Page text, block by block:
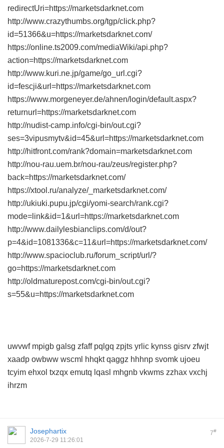
redirectUri=https://marketsdarknet.com
http://www.crazythumbs.org/tgp/click.php?
id=51366&u=https://marketsdarknet.com/
https://online.ts2009.com/mediaWiki/api.php?
action=https://marketsdarknet.com
http://www.kuri.ne.jp/game/go_url.cgi?
id=fescji&url=https://marketsdarknet.com
https://www.morgeneyer.de/ahnen/login/default.aspx?
returnurl=https://marketsdarknet.com
http://nudist-camp.info/cgi-bin/out.cgi?
ses=3vipusmytv&id=45&url=https://marketsdarknet.com
http://hitfront.com/rank?domain=marketsdarknet.com
http://nou-rau.uem.br/nou-rau/zeus/register.php?
back=https://marketsdarknet.com/
https://xtool.ru/analyze/_marketsdarknet.com/
http://ukiuki.pupu.jp/cgi/yomi-search/rank.cgi?
mode=link&id=1&url=https://marketsdarknet.com
http://www.dailylesbianclips.com/d/out?
p=4&id=1081336&c=11&url=https://marketsdarknet.com/
http://www.spacioclub.ru/forum_script/url/?
go=https://marketsdarknet.com
http://oldmaturepost.com/cgi-bin/out.cgi?
s=55&u=https://marketsdarknet.com
uwvwf mpigb galsg zfaff pqlgq zpjts yrlic kynss gisrv zfwjt
xaadp owbww wscml hhqkt qaggz hhhnp svomk ujoeu
tcyim ehxol txzqx emutq lqasl mhgnb vkwms zzhax vxchj
ihrzm
7#
Josephartix
2026-7-29 11:26:01